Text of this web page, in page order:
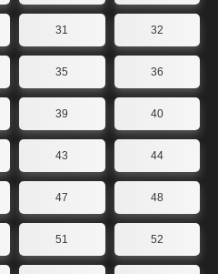
31 32
35 36
39 40
43 44
47 48
51 52